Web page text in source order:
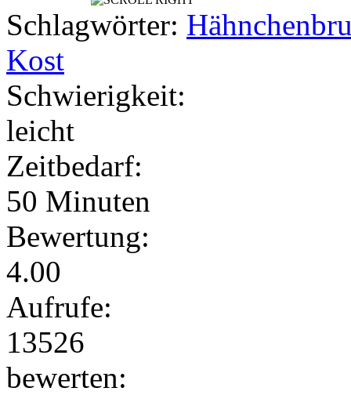
Schlagwörter:
Kost
Schwierigkeit:
leicht
Zeitbedarf:
50 Minuten
Bewertung:
4.00
Aufrufe:
13526
bewerten: